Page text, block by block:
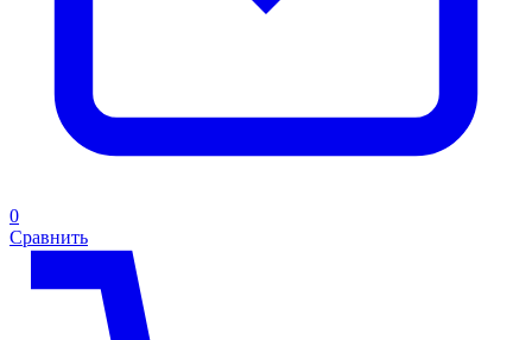
0
Сравнить